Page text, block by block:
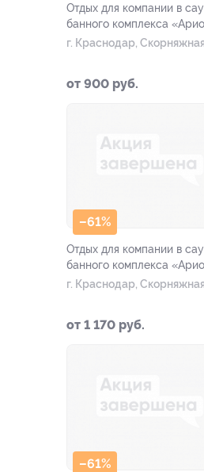
Отдых для компании в
банного комплекса
г. Краснодар, Скорняжная
от 900 руб.
–61%
Отдых для компании в
банного комплекса
г. Краснодар, Скорняжная
от 1 170 руб.
–61%